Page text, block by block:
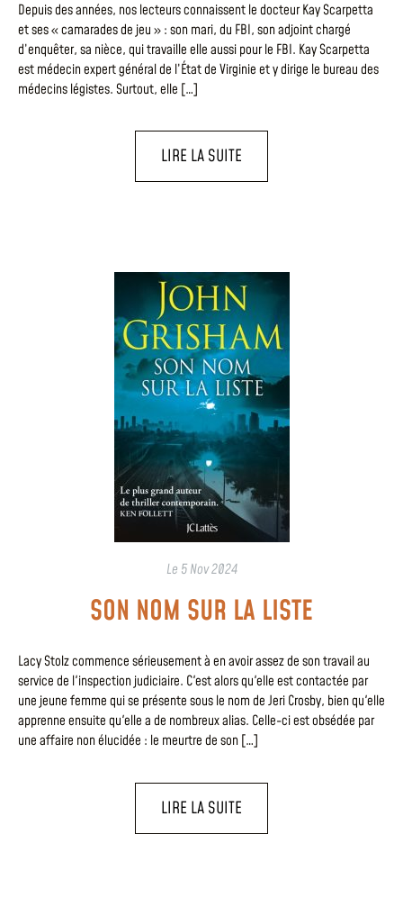
Depuis des années, nos lecteurs connaissent le docteur Kay Scarpetta
et ses « camarades de jeu » : son mari, du FBI, son adjoint chargé
d’enquêter, sa nièce, qui travaille elle aussi pour le FBI. Kay Scarpetta
est médecin expert général de l’État de Virginie et y dirige le bureau des
médecins légistes. Surtout, elle […]
LIRE LA SUITE
Le 5 Nov 2024
SON NOM SUR LA LISTE
Lacy Stolz commence sérieusement à en avoir assez de son travail au
service de l'inspection judiciaire. C'est alors qu'elle est contactée par
une jeune femme qui se présente sous le nom de Jeri Crosby, bien qu'elle
apprenne ensuite qu'elle a de nombreux alias. Celle-ci est obsédée par
une affaire non élucidée : le meurtre de son […]
LIRE LA SUITE